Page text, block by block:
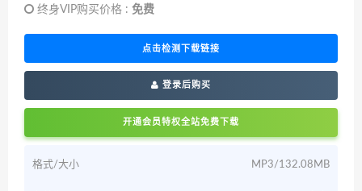
终身VIP购买价格 : 免费
点击检测下载链接
登录后购买
开通会员特权全站免费下载
格式/大小 MP3/132.08MB